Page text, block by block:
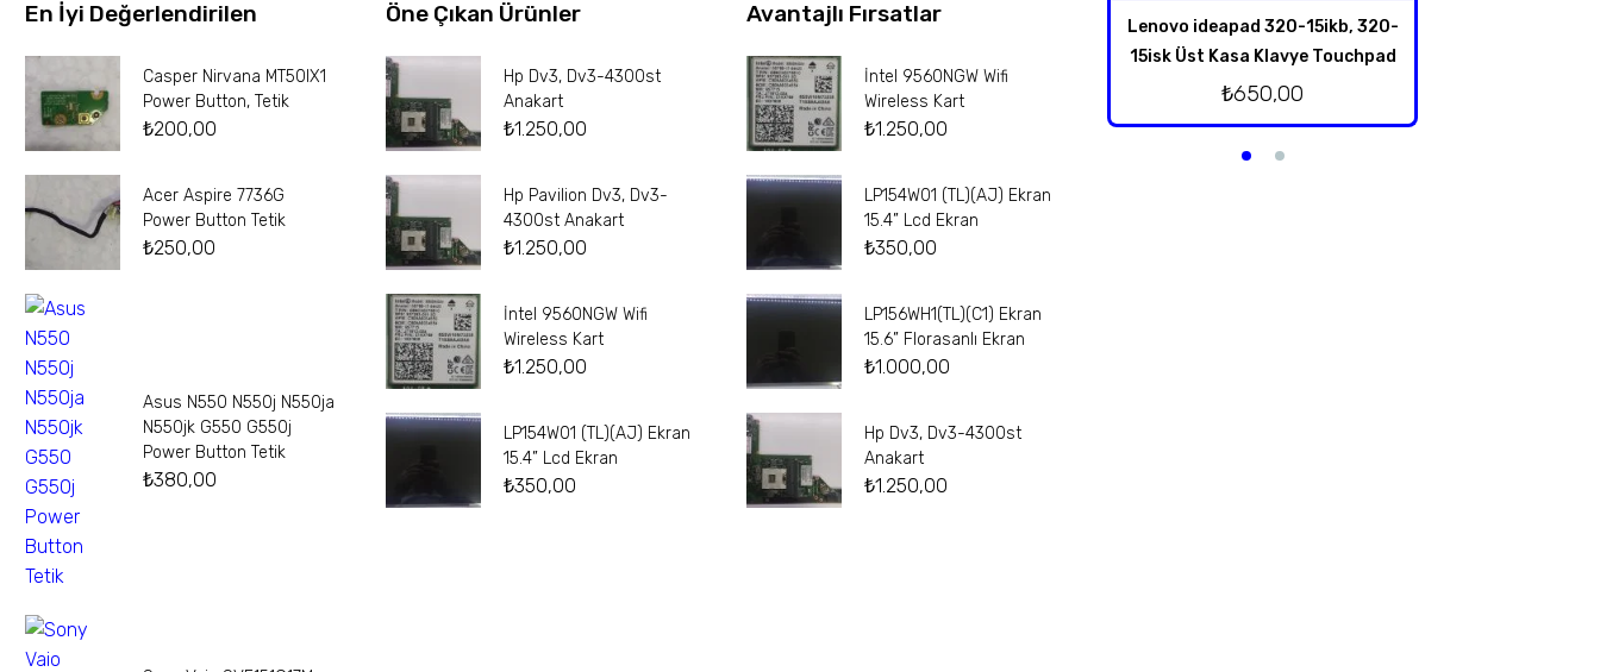
En İyi Değerlendirilen
Casper Nirvana MT50IX1
Power Button, Tetik
₺200,00
Acer Aspire 7736G
Power Button Tetik
₺250,00
Asus N550 N550j N550ja
N550jk G550 G550j
Power Button Tetik
₺380,00
Öne Çıkan Ürünler
Hp Dv3, Dv3-4300st
Anakart
₺1.250,00
Hp Pavilion Dv3, Dv3-
4300st Anakart
₺1.250,00
İntel 9560NGW Wifi
Wireless Kart
₺1.250,00
LP154W01 (TL)(AJ) Ekran
15.4” Lcd Ekran
₺350,00
Avantajlı Fırsatlar
İntel 9560NGW Wifi
Wireless Kart
₺1.250,00
LP154W01 (TL)(AJ) Ekran
15.4” Lcd Ekran
₺350,00
LP156WH1(TL)(C1) Ekran
15.6” Florasanlı Ekran
₺1.000,00
Hp Dv3, Dv3-4300st
Anakart
₺1.250,00
Lenovo ideapad 320-15ikb, 320-
15isk Üst Kasa Klavye Touchpad
₺650,00